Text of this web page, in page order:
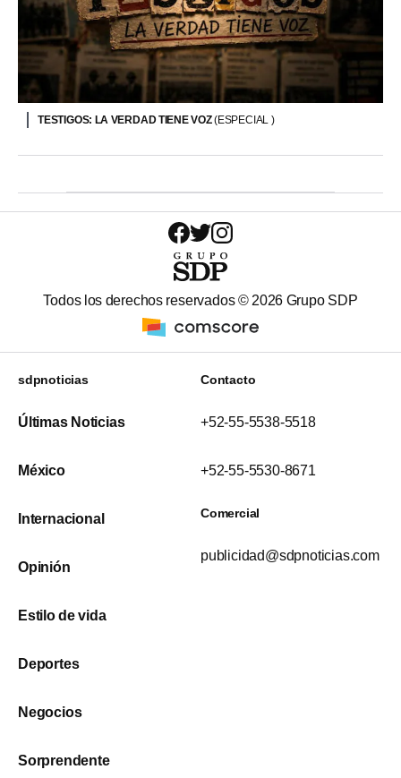
TESTIGOS: LA VERDAD TIENE VOZ(ESPECIAL )
Todos los derechos reservados © 2026 Grupo SDP
sdpnoticias
Últimas Noticias
México
Internacional
Opinión
Estilo de vida
Deportes
Negocios
Sorprendente
Contacto
+52-55-5538-5518
+52-55-5530-8671
Comercial
publicidad@sdpnoticias.com